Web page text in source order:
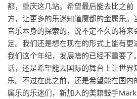
都，重庆这几站。希望最后能去比之前
方，让更多的乐迷知道魔都的金属乐
音乐本身的探索的，说不定不久的将来
定。我们还是想在现在的形式上能有更
我们这个年纪，发展啥的已经不重要了
话，还是希望能去国际的舞台上让世界
乐。不过在此之前，还是希望能在国
属乐的乐迷们，新加入的美籍鼓手